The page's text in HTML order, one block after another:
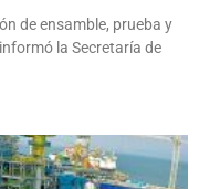
de ensamble, prueba y
la Secretaría de